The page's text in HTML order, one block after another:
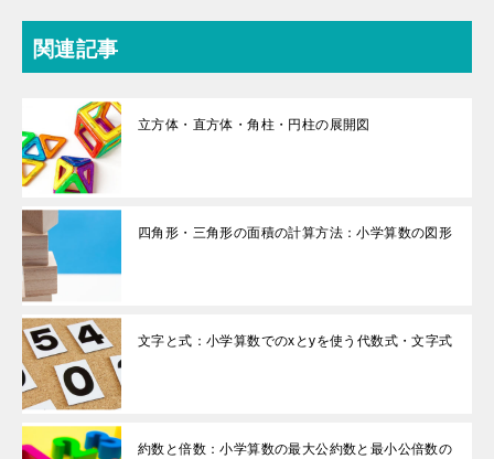
関連記事
立方体・直方体・角柱・円柱の展開図
四角形・三角形の面積の計算方法：小学算数の図形
文字と式：小学算数でのxとyを使う代数式・文字式
約数と倍数：小学算数の最大公約数と最小公倍数の